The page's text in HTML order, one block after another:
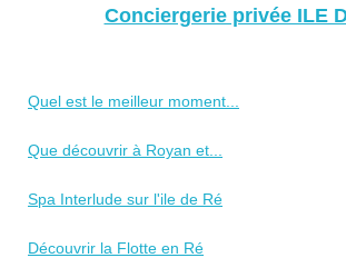
Conciergerie privée ILE
Quel est le meilleur moment...
Que découvrir à Royan et...
Spa Interlude sur l'ile de Ré
Découvrir la Flotte en Ré